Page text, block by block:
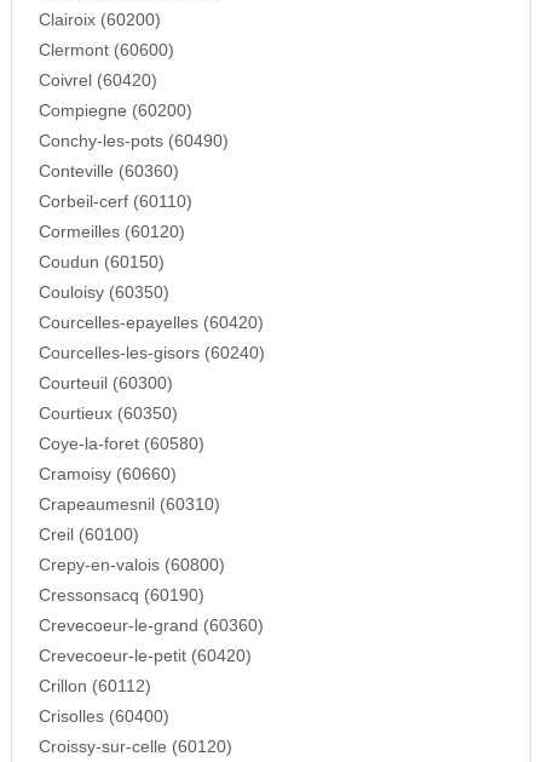
Clairoix (60200)
Clermont (60600)
Coivrel (60420)
Compiegne (60200)
Conchy-les-pots (60490)
Conteville (60360)
Corbeil-cerf (60110)
Cormeilles (60120)
Coudun (60150)
Couloisy (60350)
Courcelles-epayelles (60420)
Courcelles-les-gisors (60240)
Courteuil (60300)
Courtieux (60350)
Coye-la-foret (60580)
Cramoisy (60660)
Crapeaumesnil (60310)
Creil (60100)
Crepy-en-valois (60800)
Cressonsacq (60190)
Crevecoeur-le-grand (60360)
Crevecoeur-le-petit (60420)
Crillon (60112)
Crisolles (60400)
Croissy-sur-celle (60120)